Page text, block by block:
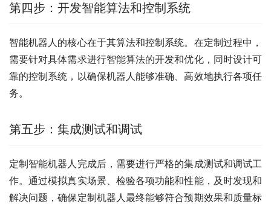
第四步：开发智能算法和控制系统
智能机器人的核心在于其算法和控制系统。在定制过程中，
需要针对具体需求进行智能算法的开发和优化，同时设计可
靠的控制系统，以确保机器人能够准确、高效地执行各项任
务。
第五步：集成测试和调试
定制智能机器人完成后，需要进行严格的集成测试和调试工
作。通过模拟真实场景、检验各项功能和性能，及时发现和
解决问题，确保定制机器人最终能够符合预期效果和质量标